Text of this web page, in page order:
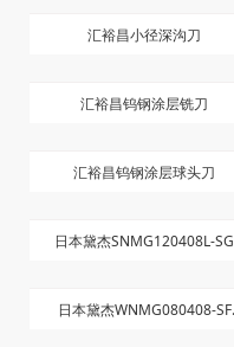
汇裕昌小径深沟刀
汇裕昌钨钢涂层铣刀
汇裕昌钨钢涂层球头刀
日本黛杰SNMG120408L-SG
日本黛杰WNMG080408-SF